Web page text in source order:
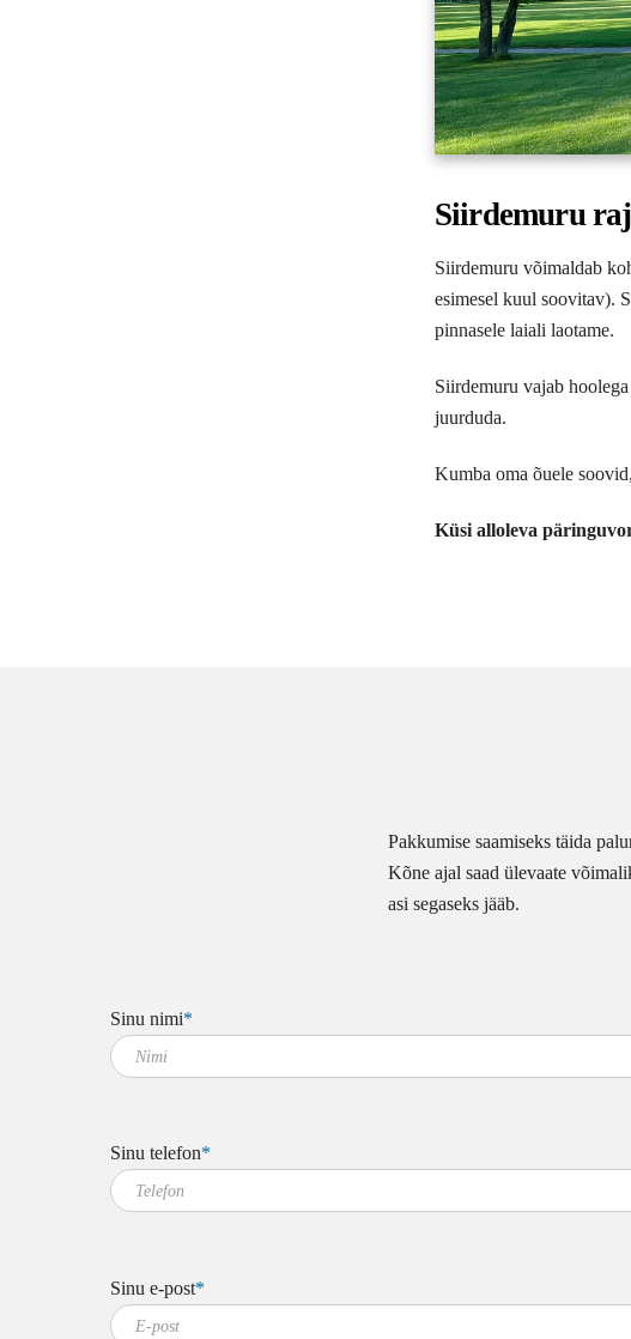
Siirdemuru
Siirdemuru võimaldab
esimesel kuul soovitav).
pinnasele laiali laotame.
Siirdemuru vajab
juurduda.
Kumba oma õuele
Küsi alloleva
Pakkumise saamiseks täida
Kõne ajal saad ülevaate
asi segaseks jääb.
Sinu nimi*
Sinu telefon*
Sinu e-post*